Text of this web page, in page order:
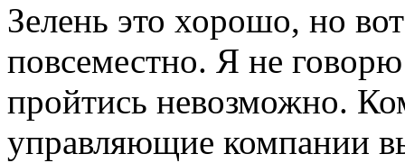
Зелень это хорошо, но
повсеместно. Я не
пройтись невозможно.
управляющие компании